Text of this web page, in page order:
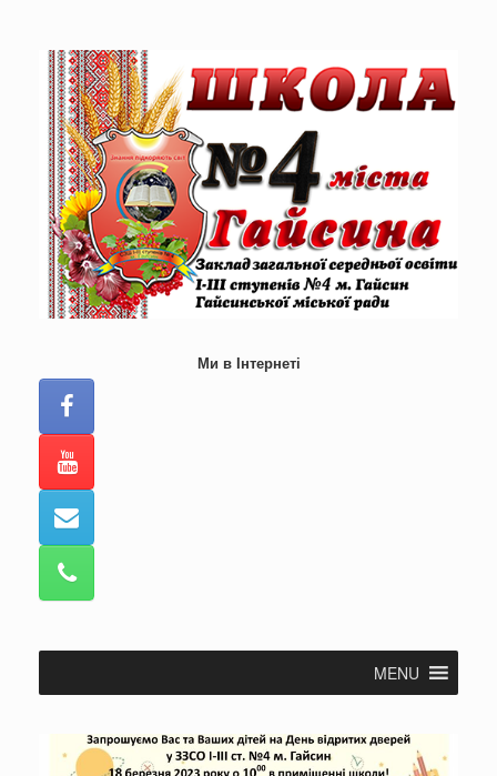
Ми в Інтернеті
MENU